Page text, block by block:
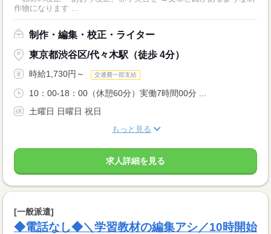
作物になります ...
制作・編集・校正・ライター
東京都渋谷区/代々木駅（徒歩 4分）
時給1,730円～ 交通費一部支給
10：00-18：00（休憩60分）実働7時間00分 ...
土曜日 日曜日 祝日
もっと見る
求人詳細を見る
[一般派遣]
◆電話なし◆＼学習教材の編集アシ／10時開始